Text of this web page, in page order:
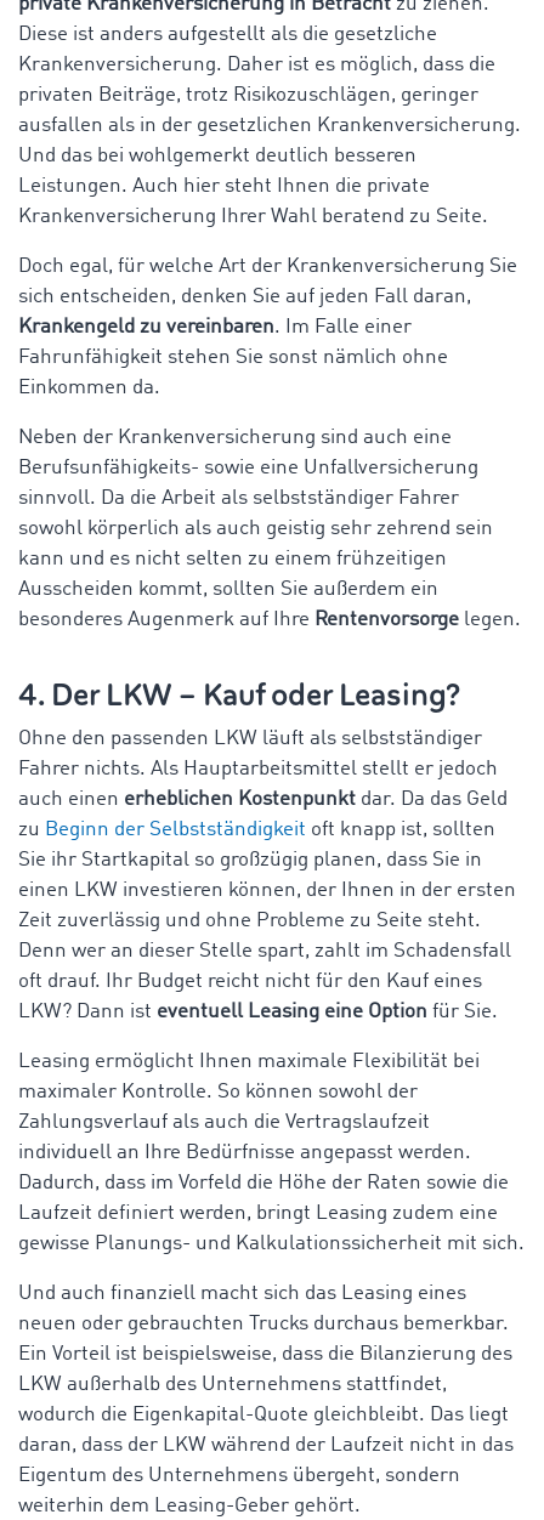
Diese ist anders aufgestellt als die gesetzliche
Krankenversicherung. Daher ist es möglich, dass die
privaten Beiträge, trotz Risikozuschlägen, geringer
ausfallen als in der gesetzlichen Krankenversicherung.
Und das bei wohlgemerkt deutlich besseren
Leistungen. Auch hier steht Ihnen die private
Krankenversicherung Ihrer Wahl beratend zu Seite.
Doch egal, für welche Art der Krankenversicherung Sie
sich entscheiden, denken Sie auf jeden Fall daran,
Krankengeld zu vereinbaren. Im Falle einer
Fahrunfähigkeit stehen Sie sonst nämlich ohne
Einkommen da.
Neben der Krankenversicherung sind auch eine
Berufsunfähigkeits- sowie eine Unfallversicherung
sinnvoll. Da die Arbeit als selbstständiger Fahrer
sowohl körperlich als auch geistig sehr zehrend sein
kann und es nicht selten zu einem frühzeitigen
Ausscheiden kommt, sollten Sie außerdem ein
besonderes Augenmerk auf Ihre Rentenvorsorge legen.
4. Der LKW – Kauf oder Leasing?
Ohne den passenden LKW läuft als selbstständiger
Fahrer nichts. Als Hauptarbeitsmittel stellt er jedoch
auch einen erheblichen Kostenpunkt dar. Da das Geld
zu Beginn der Selbstständigkeit oft knapp ist, sollten
Sie ihr Startkapital so großzügig planen, dass Sie in
einen LKW investieren können, der Ihnen in der ersten
Zeit zuverlässig und ohne Probleme zu Seite steht.
Denn wer an dieser Stelle spart, zahlt im Schadensfall
oft drauf. Ihr Budget reicht nicht für den Kauf eines
LKW? Dann ist eventuell Leasing eine Option für Sie.
Leasing ermöglicht Ihnen maximale Flexibilität bei
maximaler Kontrolle. So können sowohl der
Zahlungsverlauf als auch die Vertragslaufzeit
individuell an Ihre Bedürfnisse angepasst werden.
Dadurch, dass im Vorfeld die Höhe der Raten sowie die
Laufzeit definiert werden, bringt Leasing zudem eine
gewisse Planungs- und Kalkulationssicherheit mit sich.
Und auch finanziell macht sich das Leasing eines
neuen oder gebrauchten Trucks durchaus bemerkbar.
Ein Vorteil ist beispielsweise, dass die Bilanzierung des
LKW außerhalb des Unternehmens stattfindet,
wodurch die Eigenkapital-Quote gleichbleibt. Das liegt
daran, dass der LKW während der Laufzeit nicht in das
Eigentum des Unternehmens übergeht, sondern
weiterhin dem Leasing-Geber gehört.